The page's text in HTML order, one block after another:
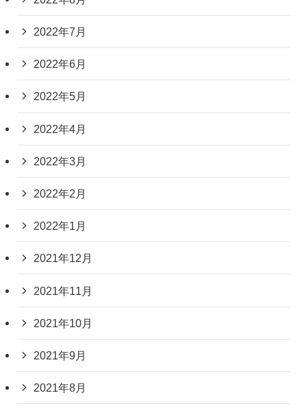
2022年7月
2022年6月
2022年5月
2022年4月
2022年3月
2022年2月
2022年1月
2021年12月
2021年11月
2021年10月
2021年9月
2021年8月